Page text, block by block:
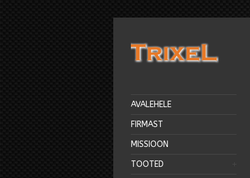
AVALEHELE
FIRMAST
MISSIOON
TOOTED